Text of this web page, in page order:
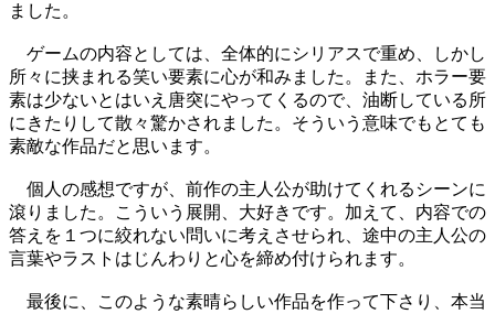
ました。
ゲームの内容としては、全体的にシリアスで重め、しかし
所々に挟まれる笑い要素に心が和みました。また、ホラー要
素は少ないとはいえ唐突にやってくるので、油断している所
にきたりして散々驚かされました。そういう意味でもとても
素敵な作品だと思います。
個人の感想ですが、前作の主人公が助けてくれるシーンに
滾りました。こういう展開、大好きです。加えて、内容での
答えを１つに絞れない問いに考えさせられ、途中の主人公の
言葉やラストはじんわりと心を締め付けられます。
最後に、このような素晴らしい作品を作って下さり、本当